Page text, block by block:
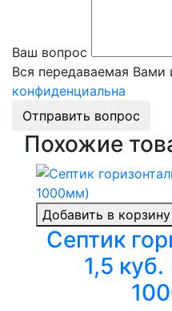
Ваш вопрос
Вся передаваемая Вами
конфиденциальна
Отправить вопрос
Похожие
Добавить в корзину
Септик
1,5